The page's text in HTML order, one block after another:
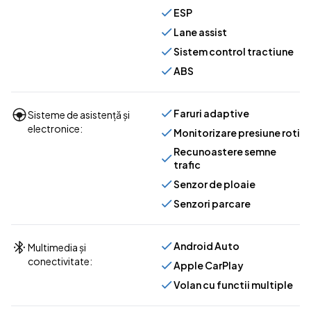
ESP
Lane assist
Sistem control tractiune
ABS
Sisteme de asistență și
electronice:
Faruri adaptive
Monitorizare presiune roti
Recunoastere semne
trafic
Senzor de ploaie
Senzori parcare
Multimedia și
conectivitate:
Android Auto
Apple CarPlay
Volan cu functii multiple